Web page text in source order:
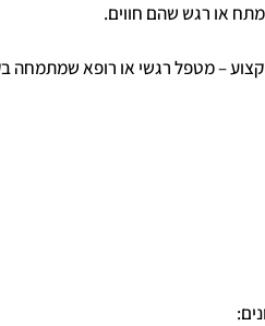
או רגש שהם חווים.
– מטפל רגשי או רופא שמתמחה